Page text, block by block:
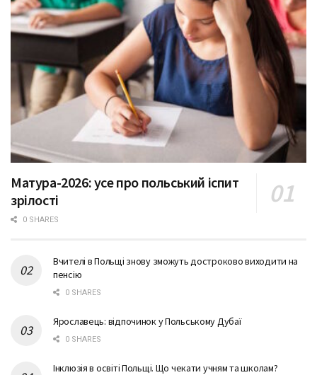
Матура-2026: усе про польський іспит
зрілості
0 SHARES
Вчителі в Польщі знову зможуть достроково виходити на
пенсію
0 SHARES
Ярославець: відпочинок у Польському Дубаї
0 SHARES
Інклюзія в освіті Польщі. Що чекати учням та школам?